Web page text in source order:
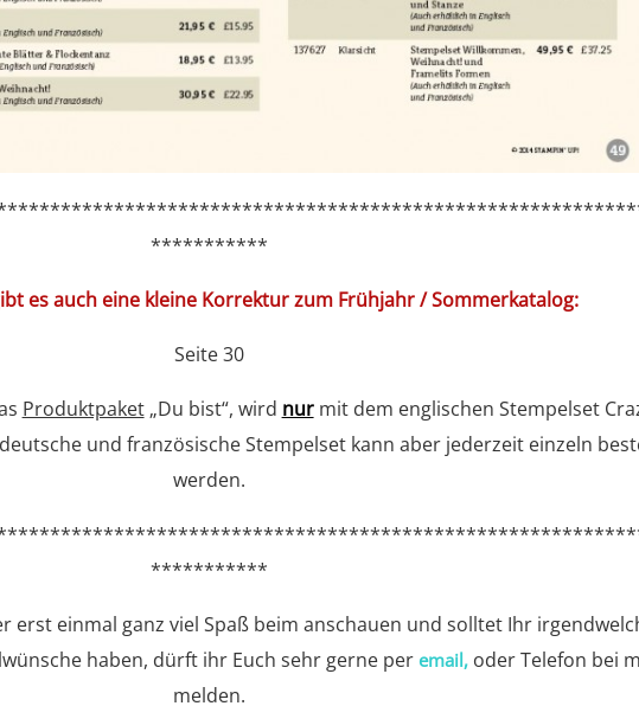
***********
es auch eine kleine Korrektur zum Frühjahr / Sommerkatalog:
Seite 30
Produktpaket„Du bist“, wird nurmit dem englischen Stempelset
und französische Stempelset kann aber jederzeit einzeln
werden.
***********
erst einmal ganz viel Spaß beim anschauen und solltet Ihr
haben, dürft ihr Euch sehr gerne per email,oder Telefon bei
melden.